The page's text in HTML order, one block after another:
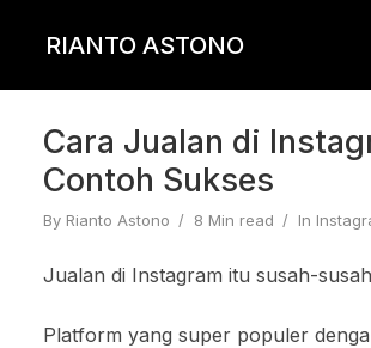
RIANTO ASTONO
Cara Jualan di
Contoh Sukses
By Rianto Astono 8 Min read In
Jualan di Instagram itu susah-
Platform yang super populer